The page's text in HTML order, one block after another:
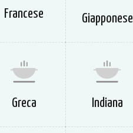
Francese Giapponese
Greca Indiana